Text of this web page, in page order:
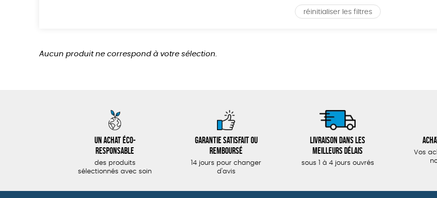
réinitialiser les filtres
Aucun produit ne correspond à votre sélection.
Un achat éco-
responsable
des produits
sélectionnés avec soin
Garantie satisfait ou
remboursé
14 jours pour changer
d'avis
Livraison dans les
meilleurs délais
sous 1 à 4 jours ouvrés
Vos